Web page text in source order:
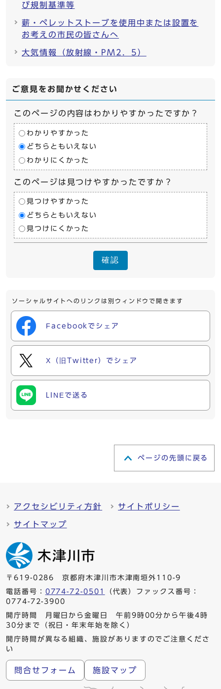
び規制基準等
薪・ペレットストーブを使用中または設置を
お考えの市民の皆さんへ
大気情報（放射線・PM2．5）
ご意見をお聞かせください
このページの内容はわかりやすかったですか？
わかりやすかった
どちらともいえない
わかりにくかった
このページは見つけやすかったですか？
見つけやすかった
どちらともいえない
見つけにくかった
確認
ソーシャルサイトへのリンクは別ウィンドウで開きます
Facebookでシェア
X（旧Twitter）でシェア
LINEで送る
ページの先頭に戻る
アクセシビリティ方針 サイトポリシー
サイトマップ
〒619-0286 京都府木津川市木津南垣外110-9
電話番号： 0774-72-0501
（代表）ファックス番号：
0774-72-3900
開庁時間 月曜日から金曜日 午前9時00分から午後4時
30分まで（祝日・年末年始を除く）
開庁時間が異なる組織、施設がありますのでご注意くださ
い
問合せフォーム 施設マップ